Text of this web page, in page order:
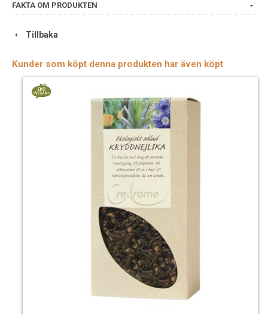
FAKTA OM PRODUKTEN
Tillbaka
Kunder som köpt denna produkten har även köpt